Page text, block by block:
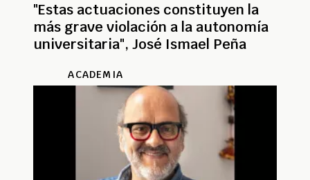
"Estas actuaciones constituyen la
más grave violación a la autonomía
universitaria", José Ismael Peña
ACADEMIA